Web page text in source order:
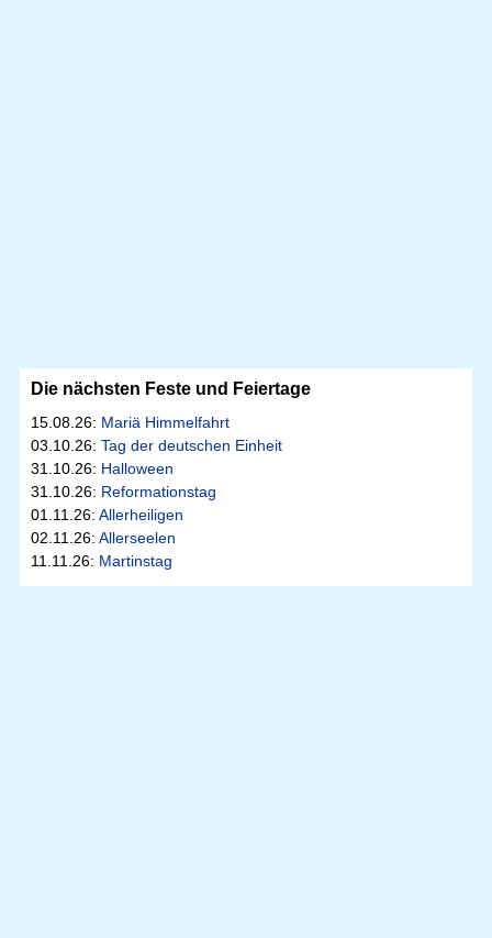
Die nächsten Feste und Feiertage
15.08.26: Mariä Himmelfahrt
03.10.26: Tag der deutschen Einheit
31.10.26: Halloween
31.10.26: Reformationstag
01.11.26: Allerheiligen
02.11.26: Allerseelen
11.11.26: Martinstag